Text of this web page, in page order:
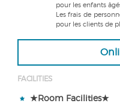
pour les enfants
Les frais de
pour les clients de
FACILITIES
★Room Facilities★